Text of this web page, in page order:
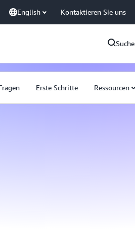
English Kontaktieren Sie uns
Suche
Erste Schritte Ressourcen